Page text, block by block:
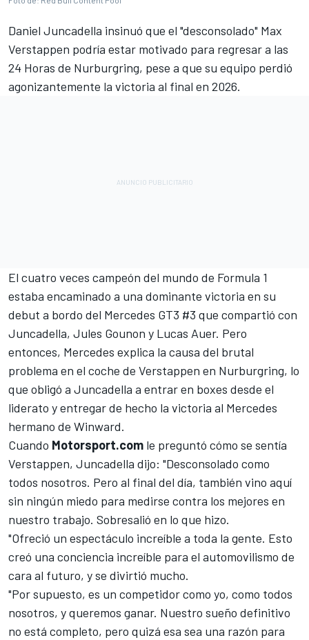
Daniel Juncadella insinuó que el "desconsolado" Max
Verstappen podría estar motivado para regresar a las
24 Horas de Nurburgring, pese a que su equipo perdió
agonizantemente la victoria al final en 2026.
El cuatro veces campeón del mundo de Formula 1
estaba encaminado a una dominante victoria en su
debut a bordo del Mercedes GT3 #3 que compartió con
Juncadella, Jules Gounon y Lucas Auer. Pero
entonces, Mercedes explica la causa del brutal
problema en el coche de Verstappen en Nurburgring, lo
que obligó a Juncadella a entrar en boxes desde el
liderato y entregar de hecho la victoria al Mercedes
hermano de Winward.
Cuando Motorsport.com le preguntó cómo se sentía
Verstappen, Juncadella dijo: "Desconsolado como
todos nosotros. Pero al final del día, también vino aquí
sin ningún miedo para medirse contra los mejores en
nuestro trabajo. Sobresalió en lo que hizo.
"Ofreció un espectáculo increíble a toda la gente. Esto
creó una conciencia increíble para el automovilismo de
cara al futuro, y se divirtió mucho.
"Por supuesto, es un competidor como yo, como todos
nosotros, y queremos ganar. Nuestro sueño definitivo
no está completo, pero quizá esa sea una razón para